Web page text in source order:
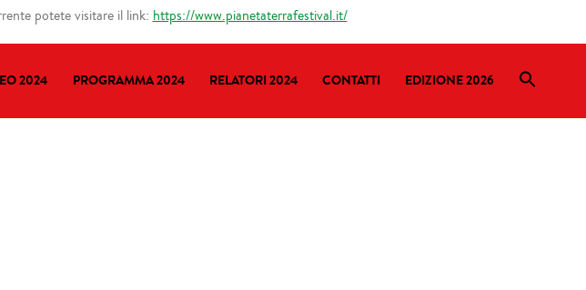
2024 PROGRAMMA 2024 RELATORI 2024 CONTATTI EDIZIONE 2026
potete visitare il link: https://www.pianetaterrafestival.it/